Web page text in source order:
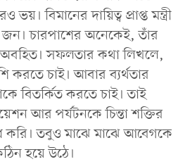
বিমানের দায়িত্ব প্রাপ্ত মন্ত্রী
চারপাশের অনেকেই, তাঁর
অবহিত। সফলতার কথা লিখলে,
করতে চাই। আবার ব্যর্থতার
বিতর্কিত করতে চাই। তাই
আর পর্যটনকে চিন্তা শক্তির
করি। তবুও মাঝে মাঝে আবেগকে
হয়ে উঠে।